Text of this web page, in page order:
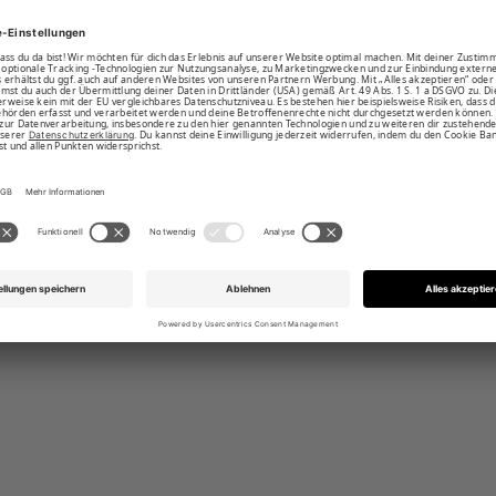
mit stylishem Karree-Ausschnitt
mit mittelhohen Beinausschnitten